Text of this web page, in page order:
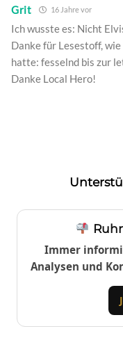
Grit 16 Jahre vor
Ich wusste es: Nicht
Danke für Lesestoff,
hatte: fesselnd bis zur
Danke Local Hero!
Immer
Analysen und